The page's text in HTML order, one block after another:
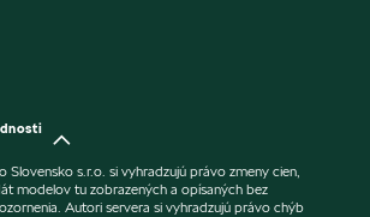
Slovensko s.r.o. si vyhradzujú právo zmeny cien,
modelov tu zobrazených a opísaných bez
Autori servera si vyhradzujú právo chýb